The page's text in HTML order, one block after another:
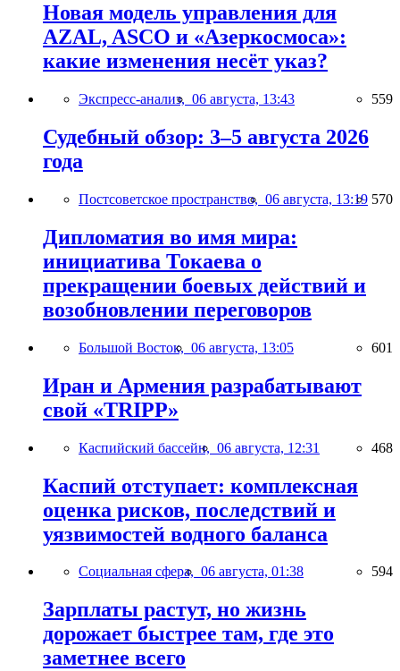
Новая модель управления для
AZAL, ASCO и «Азеркосмоса»:
какие изменения несёт указ?
Экспресс-анализ, 06 августа, 13:43 559
Судебный обзор: 3–5 августа 2026
года
Постсоветское пространство, 06 августа, 13:19 570
Дипломатия во имя мира:
инициатива Токаева о
прекращении боевых действий и
возобновлении переговоров
Большой Восток, 06 августа, 13:05 601
Иран и Армения разрабатывают
свой «TRIPP»
Каспийский бассейн, 06 августа, 12:31 468
Каспий отступает: комплексная
оценка рисков, последствий и
уязвимостей водного баланса
Социальная сфера, 06 августа, 01:38 594
Зарплаты растут, но жизнь
дорожает быстрее там, где это
заметнее всего